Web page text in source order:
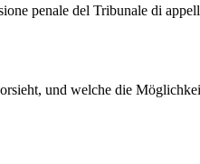
penale del Tribunale di
und welche die